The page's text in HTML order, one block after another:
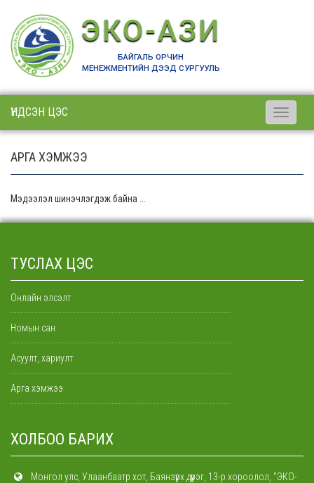
ЭКО-АЗИ
БАЙГАЛЬ ОРЧИН
МЕНЕЖМЕНТИЙН ДЭЭД СУРГУУЛЬ
ҮНДСЭН ЦЭС
Toggle
АРГА ХЭМЖЭЭ
Мэдээлэл шинэчлэгдэж байна ...
ТУСЛАХ ЦЭС
Онлайн элсэлт
Номын сан
Асуулт, хариулт
Арга хэмжээ
ХОЛБОО БАРИХ
Монгол улс, Улаанбаатр хот, Баянзүрх дүүрэг, 13-р хороолол, "ЭКО-